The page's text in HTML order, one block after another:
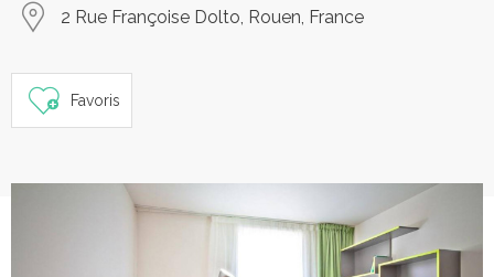
2 Rue Françoise Dolto, Rouen, France
Favoris